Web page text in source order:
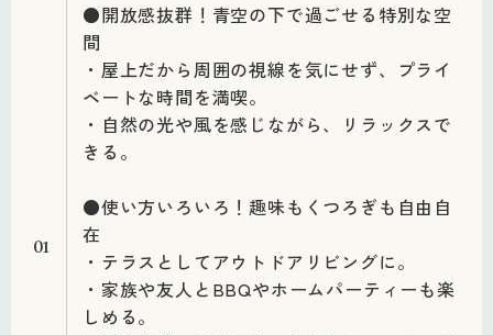
01
●開放感抜群！青空の下で過ごせる特別な空
間
・屋上だから周囲の視線を気にせず、プライ
ベートな時間を満喫。
・自然の光や風を感じながら、リラックスで
きる。
●使い方いろいろ！趣味もくつろぎも自由自
在
・テラスとしてアウトドアリビングに。
・家族や友人とBBQやホームパーティーも楽
しめる。